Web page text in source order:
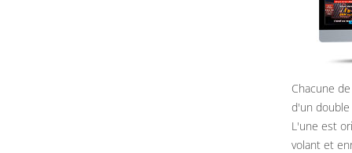
Chacune
d'un
L'une est
volant et